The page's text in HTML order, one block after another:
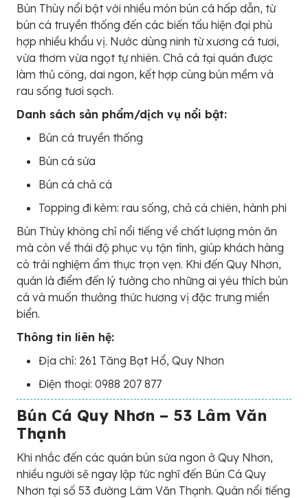
Bún Thùy nổi bật với nhiều món bún cá hấp dẫn, từ
bún cá truyền thống đến các biến tấu hiện đại phù
hợp nhiều khẩu vị. Nước dùng ninh từ xương cá tươi,
vừa thơm vừa ngọt tự nhiên. Chả cá tại quán được
làm thủ công, dai ngon, kết hợp cùng bún mềm và
rau sống tươi sạch.
Danh sách sản phẩm/dịch vụ nổi bật:
Bún cá truyền thống
Bún cá sứa
Bún cá chả cá
Topping đi kèm: rau sống, chả cá chiên, hành phi
Bún Thùy không chỉ nổi tiếng về chất lượng món ăn
mà còn về thái độ phục vụ tận tình, giúp khách hàng
có trải nghiệm ẩm thực trọn vẹn. Khi đến Quy Nhơn,
quán là điểm đến lý tưởng cho những ai yêu thích bún
cá và muốn thưởng thức hương vị đặc trưng miền
biển.
Thông tin liên hệ:
Địa chỉ: 261 Tăng Bạt Hổ, Quy Nhơn
Điện thoại: 0988 207 877
Bún Cá Quy Nhơn – 53 Lâm Văn
Thạnh
Khi nhắc đến các quán bún sứa ngon ở Quy Nhơn,
nhiều người sẽ ngay lập tức nghĩ đến Bún Cá Quy
Nhơn tại số 53 đường Lâm Văn Thạnh. Quán nổi tiếng